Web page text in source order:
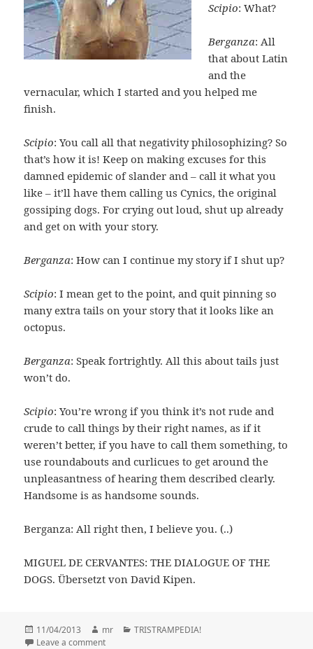
Scipio: What?
Berganza: All
that about Latin
and the
vernacular, which I started and you helped me
finish.
Scipio: You call all that negativity philosophizing? So
that’s how it is! Keep on making excuses for this
damned epidemic of slander and – call it what you
like – it’ll have them calling us Cynics, the original
gossiping dogs. For crying out loud, shut up already
and get on with your story.
Berganza: How can I continue my story if I shut up?
Scipio: I mean get to the point, and quit pinning so
many extra tails on your story that it looks like an
octopus.
Berganza: Speak fortrightly. All this about tails just
won’t do.
Scipio: You’re wrong if you think it’s not rude and
crude to call things by their right names, as if it
weren’t better, if you have to call them something, to
use roundabouts and curlicues to get around the
unpleasantness of hearing them described clearly.
Handsome is as handsome sounds.
Berganza: All right then, I believe you. (..)
MIGUEL DE CERVANTES: THE DIALOGUE OF THE
DOGS. Übersetzt von David Kipen.
Posted
on
11/04/2013 Author
mr Categories
TRISTRAMPEDIA!
Leave a comment